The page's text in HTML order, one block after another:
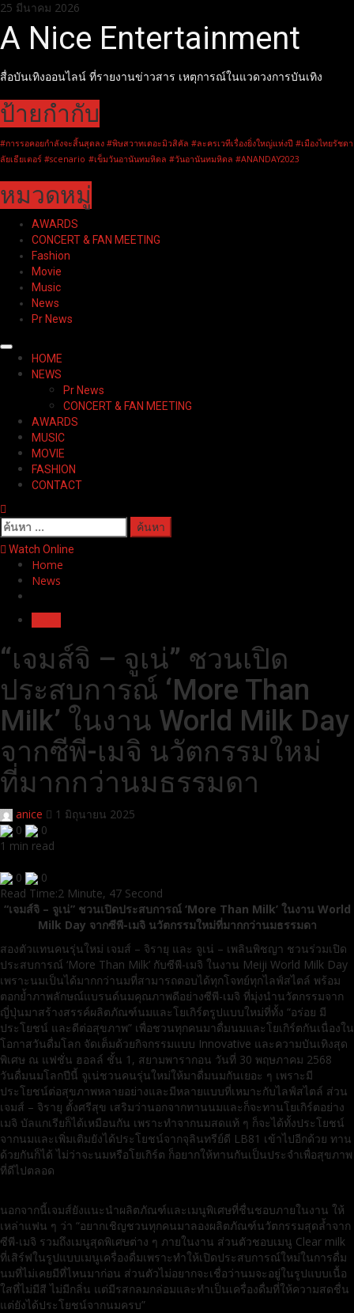
Skip
to
content
25 มีนาคม 2026
A Nice Entertainment
สื่อบันเทิงออนไลน์ ที่รายงานข่าวสาร เหตุการณ์ในแวดวงการบันเทิง
ป้ายกำกับ
#การรอคอยกำลังจะสิ้นสุดลง #พิษสวาทเดอะมิวสิคัล #ละครเวทีเรื่องยิ่งใหญ่แห่งปี #เมืองไทยรัชดา
ลัยเธียเตอร์ #scenario #เข็มวันอานันทมหิดล #วันอานันทมหิดล #ANANDAY2023
หมวดหมู่
AWARDS
CONCERT & FAN MEETING
Fashion
Movie
Music
News
Pr News
Primary
Menu
HOME
NEWS
Pr News
CONCERT & FAN MEETING
AWARDS
MUSIC
MOVIE
FASHION
CONTACT
ค้นหา
สำหรับ:
Watch Online
Home
News
“เจมส์จิ – จูเน่” ชวนเปิด
ประสบการณ์ ‘More Than
Milk’ ในงาน World Milk Day
จากซีพี-เมจิ นวัตกรรมใหม่
ที่มากกว่านมธรรมดา
anice
1 มิถุนายน 2025
0
0
1 min read
0
0
Read Time:2 Minute, 47 Second
“เจมส์จิ – จูเน่” ชวนเปิดประสบการณ์ ‘More Than Milk’ ในงาน World
Milk Day จากซีพี-เมจิ นวัตกรรมใหม่ที่มากกว่านมธรรมดา
สองตัวแทนคนรุ่นใหม่ เจมส์ – จิรายุ และ จูเน่ – เพลินพิชญา ชวนร่วมเปิด
ประสบการณ์ ‘More Than Milk’ กับซีพี-เมจิ ในงาน Meiji World Milk Day
เพราะนมเป็นได้มากกว่านมที่สามารถตอบได้ทุกโจทย์ทุกไลฟ์สไตล์ พร้อม
ตอกย้ำภาพลักษณ์แบรนด์นมคุณภาพดีอย่างซีพี-เมจิ ที่มุ่งนำนวัตกรรมจาก
ญี่ปุ่นมาสร้างสรรค์ผลิตภัณฑ์นมและโยเกิร์ตรูปแบบใหม่ที่ทั้ง “อร่อย มี
ประโยชน์ และดีต่อสุขภาพ” เพื่อชวนทุกคนมาดื่มนมและโยเกิร์ตกันเนื่องใน
โอกาสวันดื่มโลก จัดเต็มด้วยกิจกรรมแบบ Innovative และความบันเทิงสุด
พิเศษ ณ แฟชั่น ฮอลล์ ชั้น 1, สยามพารากอน วันที่ 30 พฤษภาคม 2568
วันดื่มนมโลกปีนี้ จูเน่ชวนคนรุ่นใหม่ให้มาดื่มนมกันเยอะ ๆ เพราะมี
ประโยชน์ต่อสุขภาพหลายอย่างและมีหลายแบบที่เหมาะกับไลฟ์สไตล์ ส่วน
เจมส์ – จิรายุ ตั้งศรีสุข เสริมว่านอกจากทานนมและก็จะทานโยเกิร์ตอย่าง
เมจิ บัลแกเรียก็ได้เหมือนกัน เพราะทำจากนมสดแท้ ๆ ก็จะได้ทั้งประโยชน์
จากนมและเพิ่มเติมยังได้ประโยชน์จากจุลินทรีย์ดี LB81 เข้าไปอีกด้วย ทาน
ด้วยกันก็ได้ ไม่ว่าจะนมหรือโยเกิร์ต ก็อยากให้ทานกันเป็นประจำเพื่อสุขภาพ
ที่ดีไปตลอด
นอกจากนี้เจมส์ยังแนะนำผลิตภัณฑ์และเมนูพิเศษที่ชื่นชอบภายในงาน ให้
เหล่าแฟน ๆ ว่า “อยากเชิญชวนทุกคนมาลองผลิตภัณฑ์นวัตกรรมสุดล้ำจาก
ซีพี-เมจิ รวมถึงเมนูสุดพิเศษต่าง ๆ ภายในงาน ส่วนตัวชอบเมนู Clear milk
ที่เสิร์ฟในรูปแบบเมนูเครื่องดื่มเพราะทำให้เปิดประสบการณ์ใหม่ในการดื่ม
นมที่ไม่เคยมีที่ไหนมาก่อน ส่วนตัวไม่อยากจะเชื่อว่านมจะอยู่ในรูปแบบเนื้อ
ใสที่ไม่มีสี ไม่มีกลิ่น แต่มีรสกลมกล่อมและทำเป็นเครื่องดื่มที่ให้ความสดชื่น
แต่ยังได้ประโยชน์จากนมครบ”